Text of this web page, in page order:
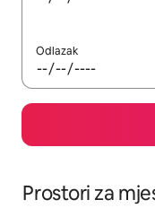
Odlazak
Prostori za